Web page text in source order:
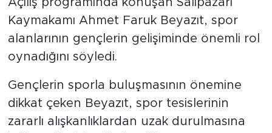
Açılış programında konuşan Salıpazarı
Kaymakamı Ahmet Faruk Beyazıt, spor
alanlarının gençlerin gelişiminde önemli rol
oynadığını söyledi.
Gençlerin sporla buluşmasının önemine
dikkat çeken Beyazıt, spor tesislerinin
zararlı alışkanlıklardan uzak durulmasına